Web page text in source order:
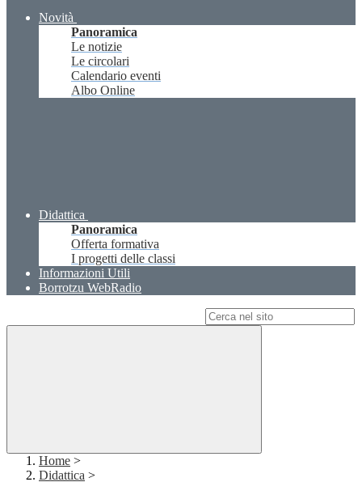
Novità
Panoramica
Le notizie
Le circolari
Calendario eventi
Albo Online
Didattica
Panoramica
Offerta formativa
I progetti delle classi
Informazioni Utili
Borrotzu WebRadio
Home >
Didattica >